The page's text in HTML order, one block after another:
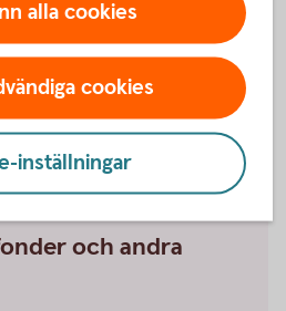
eller för
och andra
alla cookies
cookies
inställningar